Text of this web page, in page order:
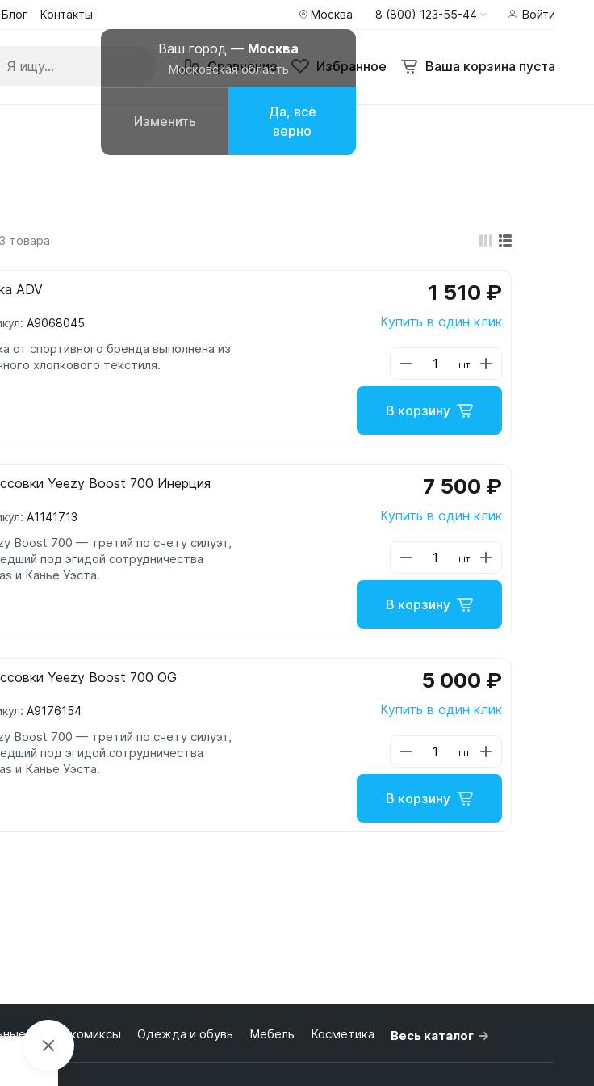
Поиск Сравнение Избранное
Блог Контакты Москва
Ваш город — Москва
Московская область
Изменить
Да, всё
верно
8 (800) 123-55-44 Войти
Сравнение Избранное Ваша корзина пуста
3 товара
ADV
A9068045
от спортивного бренда выполнена из
хлопкового текстиля.
1 510 ₽
Купить в один клик
шт
В корзину
Yeezy Boost 700 Инерция
A1141713
Boost 700 — третий по счету силуэт,
под эгидой сотрудничества
и Канье Уэста.
7 500 ₽
Купить в один клик
шт
В корзину
Yeezy Boost 700 OG
A9176154
Boost 700 — третий по счету силуэт,
под эгидой сотрудничества
и Канье Уэста.
5 000 ₽
Купить в один клик
шт
В корзину
игры и комиксы Одежда и обувь Мебель Косметика Весь каталог